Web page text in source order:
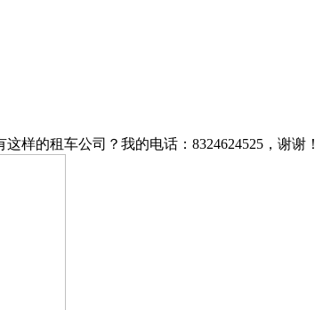
样的租车公司？我的电话：8324624525，谢谢！